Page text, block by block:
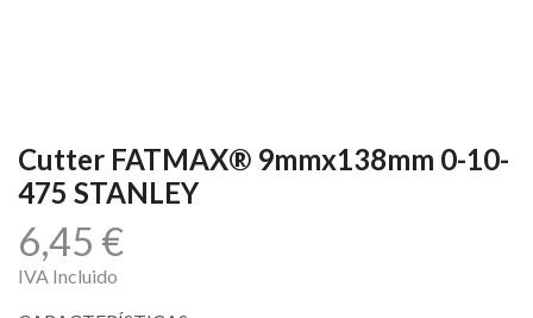
Cutter FATMAX® 9mmx138mm 0-10-
475 STANLEY
6,45 €
IVA Incluido